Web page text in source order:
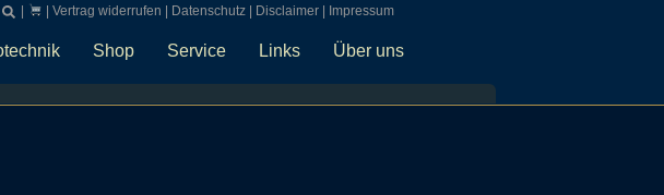
Vertrag widerrufen Datenschutz| Disclaimer| Impressum
Shop Service Links Über uns